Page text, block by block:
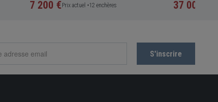
7 200 €Prix actuel •12 enchères 37 000 €